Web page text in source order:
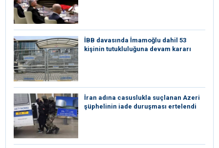
İBB davasında İmamoğlu dahil 53
kişinin tutukluluğuna devam kararı
İran adına casuslukla suçlanan Azeri
şüphelinin iade duruşması ertelendi